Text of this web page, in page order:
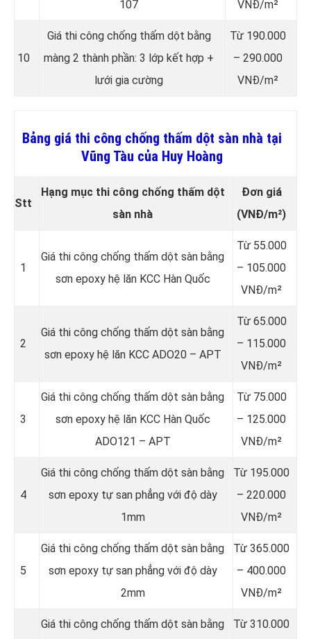
107
VNĐ/m²
10
Giá thi công chống thấm dột bằng
màng 2 thành phần: 3 lớp kết hợp +
lưới gia cường
Từ 190.000
– 290.000
VNĐ/m²
Bảng giá thi công chống thấm dột sàn nhà tại
Vũng Tàu của Huy Hoàng
Stt
Hạng mục thi công chống thấm dột
sàn nhà
Đơn giá
(VNĐ/m²)
1
Giá thi công chống thấm dột sàn bằng
sơn epoxy hệ lăn KCC Hàn Quốc
Từ 55.000
– 105.000
VNĐ/m²
2
Giá thi công chống thấm dột sàn bằng
sơn epoxy hệ lăn KCC ADO20 – APT
Từ 65.000
– 115.000
VNĐ/m²
3
Giá thi công chống thấm dột sàn bằng
sơn epoxy hệ lăn KCC Hàn Quốc
ADO121 – APT
Từ 75.000
– 125.000
VNĐ/m²
4
Giá thi công chống thấm dột sàn bằng
sơn epoxy tự san phẳng với độ dày
1mm
Từ 195.000
– 220.000
VNĐ/m²
5
Giá thi công chống thấm dột sàn bằng
sơn epoxy tự san phẳng với độ dày
2mm
Từ 365.000
– 400.000
VNĐ/m²
Giá thi công chống thấm dột sàn bằng Từ 310.000